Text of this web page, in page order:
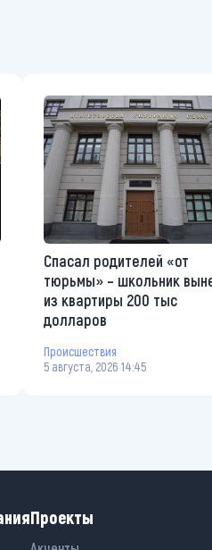
Спасал родителей «от
тюрьмы» – школьник
из квартиры 200 тыс
долларов
Происшествия
5 августа, 2026 14:45
Проекты